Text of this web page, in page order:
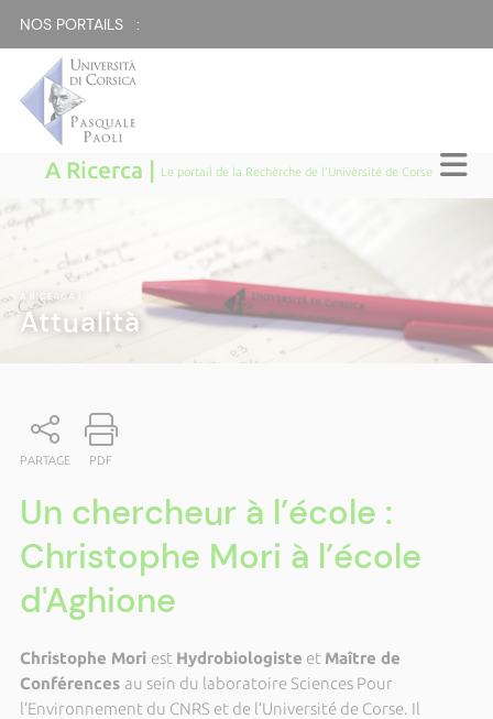
NOS PORTAILS :
A Ricerca | Le portail de la Recherche de l'Université de Corse
A RICERCA
Attualità
PARTAGE PDF
Un chercheur à l’école :
Christophe Mori à l’école
d'Aghione
Christophe Mori est Hydrobiologiste et Maître de
Conférences au sein du laboratoire Sciences Pour
l’Environnement du CNRS et de l’Université de Corse. Il